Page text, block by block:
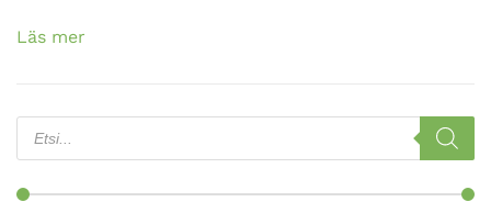
Läs mer
Products
search